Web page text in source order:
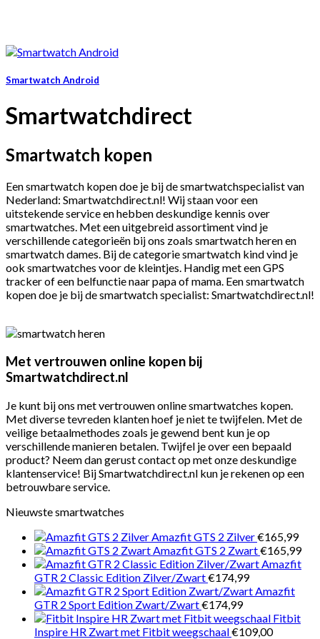
Smartwatch Android
Smartwatchdirect
Smartwatch kopen
Een smartwatch kopen doe je bij de smartwatchspecialist van
Nederland: Smartwatchdirect.nl! Wij staan voor een
uitstekende service en hebben deskundige kennis over
smartwatches. Met een uitgebreid assortiment vind je
verschillende categorieën bij ons zoals smartwatch heren en
smartwatch dames. Bij de categorie smartwatch kind vind je
ook smartwatches voor de kleintjes. Handig met een GPS
tracker of een belfunctie naar papa of mama. Een smartwatch
kopen doe je bij de smartwatch specialist: Smartwatchdirect.nl!
Met vertrouwen online kopen bij
Smartwatchdirect.nl
Je kunt bij ons met vertrouwen online smartwatches kopen.
Met diverse tevreden klanten hoef je niet te twijfelen. Met de
veilige betaalmethodes zoals je gewend bent kun je op
verschillende manieren betalen. Twijfel je over een bepaald
product? Neem dan gerust contact op met onze deskundige
klantenservice! Bij Smartwatchdirect.nl kun je rekenen op een
betrouwbare service.
Nieuwste smartwatches
Amazfit GTS 2 Zilver€165,99
Amazfit GTS 2 Zwart€165,99
Amazfit
GTR 2 Classic Edition Zilver/Zwart€174,99
Amazfit
GTR 2 Sport Edition Zwart/Zwart€174,99
Fitbit
Inspire HR Zwart met Fitbit weegschaal€109,00